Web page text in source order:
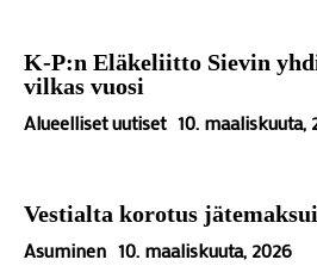
K-P:n Eläkeliitto Sievin
vilkas vuosi
Alueelliset uutiset 10. maaliskuuta,
Vestialta korotus
Asuminen 10. maaliskuuta, 2026